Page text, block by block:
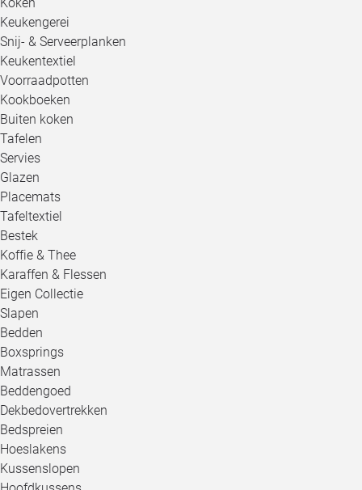
Keukengerei
Snij- & Serveerplanken
Keukentextiel
Voorraadpotten
Kookboeken
Buiten koken
Tafelen
Servies
Glazen
Placemats
Tafeltextiel
Bestek
Koffie & Thee
Karaffen & Flessen
Eigen Collectie
Slapen
Bedden
Boxsprings
Matrassen
Beddengoed
Dekbedovertrekken
Bedspreien
Hoeslakens
Kussenslopen